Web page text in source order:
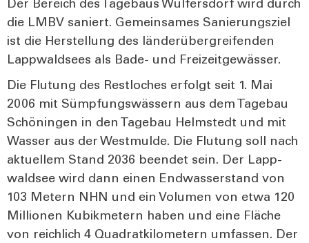
Der Bereich des Tage­baus Wul­fers­dorf wird durch
die LMBV saniert. Gemein­sa­mes Sanie­rungs­ziel
ist die Her­stel­lung des län­der­über­grei­fen­den
Lapp­wald­sees als Bade- und Frei­zeit­ge­wäs­ser.
Die Flu­tung des Rest­lo­ches erfolgt seit 1. Mai
2006 mit Sümp­fungs­wäs­sern aus dem Tage­bau
Schö­nin­gen in den Tage­bau Helm­stedt und mit
Was­ser aus der West­mul­de. Die Flu­tung soll nach
aktu­el­lem Stand 2036 been­det sein. Der Lapp­
wald­see wird dann einen End­was­ser­stand von
103 Metern NHN und ein Volu­men von etwa 120
Mil­lio­nen Kubik­me­tern haben und eine Flä­che
von reich­lich 4 Qua­drat­ki­lo­me­tern umfas­sen. Der